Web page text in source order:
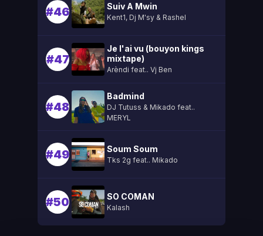
#46 Suiv A Mwin
Kent1, Dj M'sy & Rashel
#47
Je l'ai vu (bouyon kings
mixtape)
Arèndi feat.. Vj Ben
#48
Badmind
DJ Tutuss & Mikado feat..
MERYL
#49 Soum Soum
Tks 2g feat.. Mikado
#50 SO COMAN
Kalash